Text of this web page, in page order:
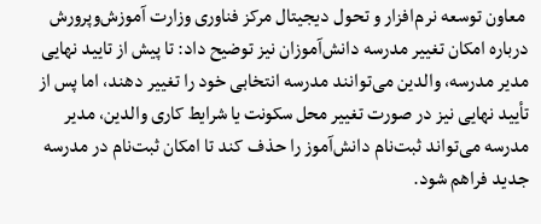
معاون توسعه نرم‌افزار و تحول دیجیتال مرکز فناوری وزارت آموزش‌وپرورش
درباره امکان تغییر مدرسه دانش‌آموزان نیز توضیح داد: تا پیش از تایید نهایی
مدیر مدرسه، والدین می‌توانند مدرسه انتخابی خود را تغییر دهند، اما پس از
تأیید نهایی نیز در صورت تغییر محل سکونت یا شرایط کاری والدین، مدیر
مدرسه می‌تواند ثبت‌نام دانش‌آموز را حذف کند تا امکان ثبت‌نام در مدرسه
جدید فراهم شود.